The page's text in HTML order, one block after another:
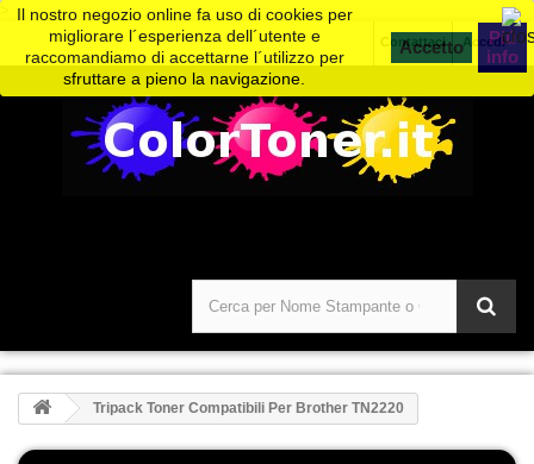
Accedi
Contattaci
Il nostro negozio online fa uso di cookies per
migliorare l´esperienza dell´utente e
raccomandiamo di accettarne l´utilizzo per
sfruttare a pieno la navigazione.
Piú
info
Tripack Toner Compatibili Per Brother TN2220